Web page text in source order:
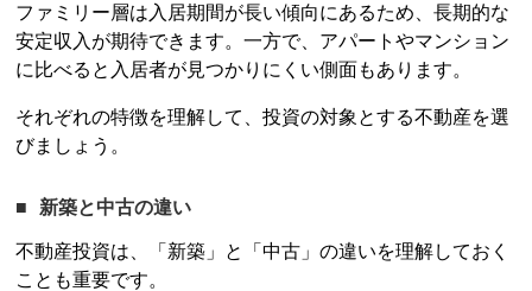
ファミリー層は入居期間が長い傾向にあるため、長期的な
安定収入が期待できます。一方で、アパートやマンション
に比べると入居者が見つかりにくい側面もあります。
それぞれの特徴を理解して、投資の対象とする不動産を選
びましょう。
新築と中古の違い
不動産投資は、「新築」と「中古」の違いを理解しておく
ことも重要です。